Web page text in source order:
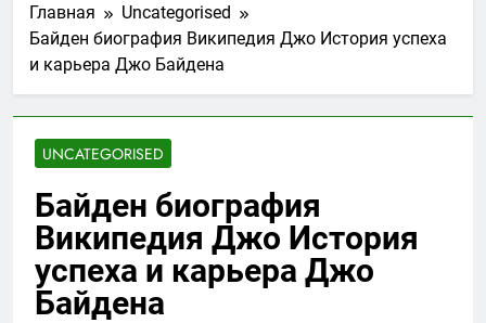
Главная
Uncategorised
Байден биография Википедия Джо История успеха
и карьера Джо Байдена
UNCATEGORISED
Байден биография
Википедия Джо История
успеха и карьера Джо
Байдена